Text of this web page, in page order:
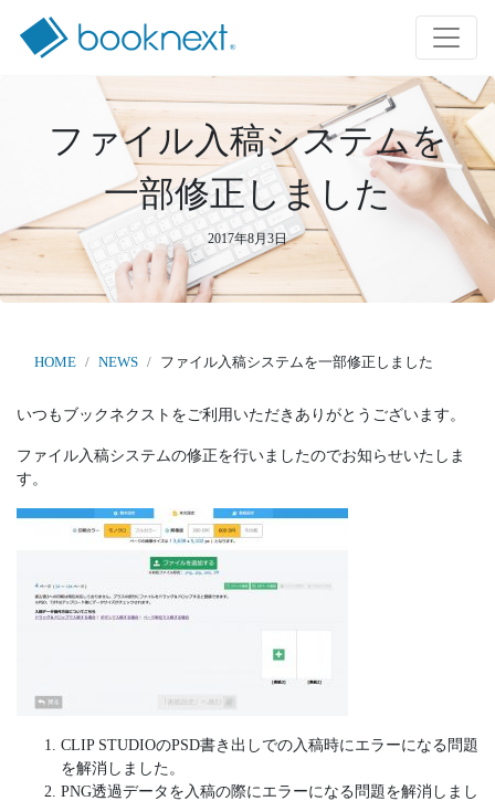
ファイル入稿システムを
一部修正しました
2017年8月3日
HOME NEWS ファイル入稿システムを一部修正しました
いつもブックネクストをご利用いただきありがとうございます。
ファイル入稿システムの修正を行いましたのでお知らせいたしま
す。
CLIP STUDIOのPSD書き出しでの入稿時にエラーになる問題
を解消しました。
PNG透過データを入稿の際にエラーになる問題を解消しまし